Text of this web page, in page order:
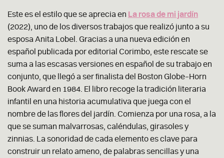
Este es el estilo que se aprecia en La rosa de mi jardín
(2022), uno de los diversos trabajos que realizó junto a su
esposa Anita Lobel. Gracias a una nueva edición en
español publicada por editorial Corimbo, este rescate se
suma a las escasas versiones en español de su trabajo en
conjunto, que llegó a ser finalista del Boston Globe–Horn
Book Award en 1984. El libro recoge la tradición literaria
infantil en una historia acumulativa que juega con el
nombre de las flores del jardín. Comienza por una rosa, a la
que se suman malvarrosas, caléndulas, girasoles y
zinnias. La sonoridad de cada elemento es clave para
construir un relato ameno, de palabras sencillas y una